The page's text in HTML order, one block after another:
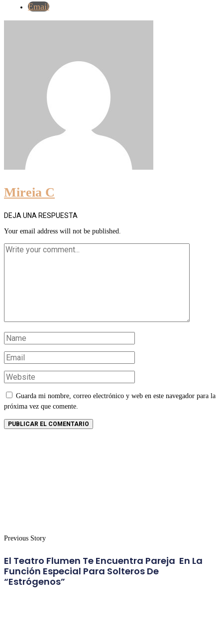
Email
Mireia C
DEJA UNA RESPUESTA
Your email address will not be published.
Guarda mi nombre, correo electrónico y web en este navegador para la
próxima vez que comente.
Previous Story
El Teatro Flumen Te Encuentra Pareja En La
Función Especial Para Solteros De
“Estrógenos”